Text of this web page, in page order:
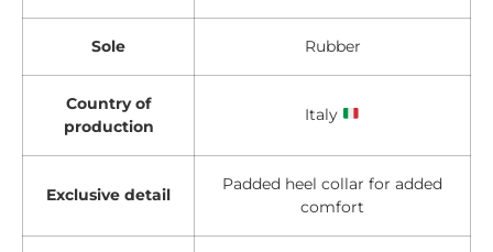
Sole Rubber
Country of
production
Italy
Exclusive detail
Padded heel collar for added
comfort